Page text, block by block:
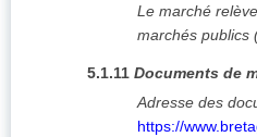
Le marché
marchés publics
5.1.11 Documents de
Adresse des
https://